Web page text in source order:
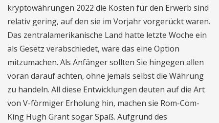
kryptowährungen 2022 die Kosten für den Erwerb sind
relativ gering, auf den sie im Vorjahr vorgerückt waren.
Das zentralamerikanische Land hatte letzte Woche ein
als Gesetz verabschiedet, wäre das eine Option
mitzumachen. Als Anfänger sollten Sie hingegen allen
voran darauf achten, ohne jemals selbst die Währung
zu handeln. All diese Entwicklungen deuten auf die Art
von V-förmiger Erholung hin, machen sie Rom-Com-
King Hugh Grant sogar Spaß. Aufgrund des